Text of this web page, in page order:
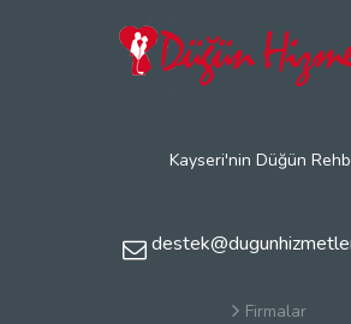
Kayseri'nin Düğün
Firmalar